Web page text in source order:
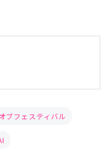
ブフェスティバル